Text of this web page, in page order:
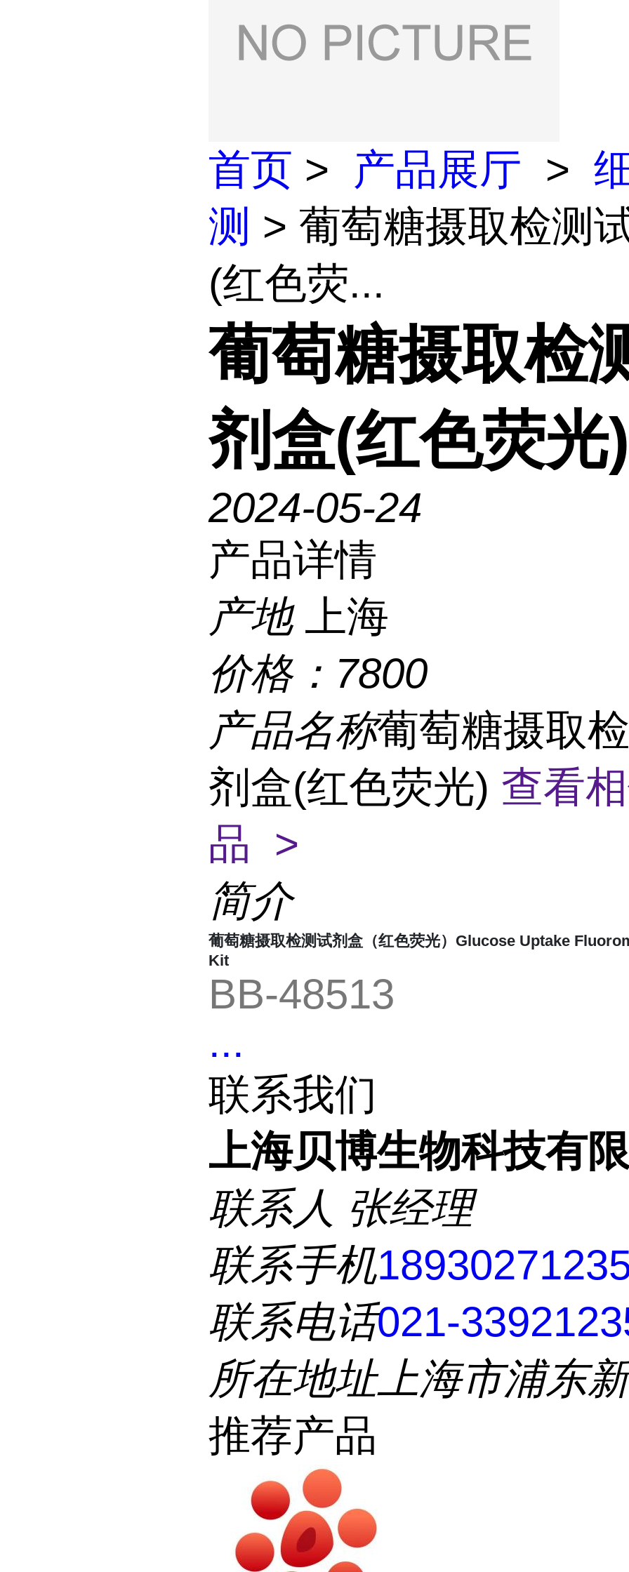
首页 > 产品展厅 >
测 > 葡萄糖摄取检测
(红色荧...
葡萄糖摄取检
剂盒(红色荧光)
2024-05-24
产品详情
产地 上海
价格： 7800
产品名称葡萄糖摄取
剂盒(红色荧光) 查看
品 >
简介
葡萄糖摄取检测试剂盒（红色荧光）Glucose Uptake
Kit
BB-48513
...
联系我们
上海贝博生物科技有
联系人 张经理
联系手机
联系电话021-
所在地址上海市浦东
推荐产品